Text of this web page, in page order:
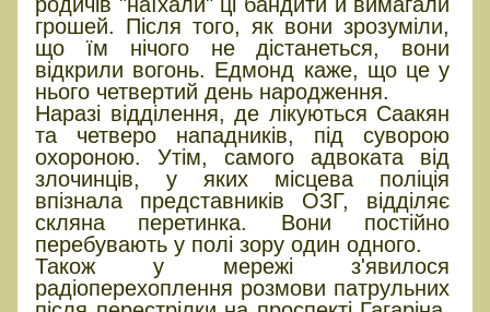
грошей. Після того, як вони зрозуміли,
що їм нічого не дістанеться, вони
відкрили вогонь. Едмонд каже, що це у
нього четвертий день народження.
Наразі відділення, де лікуються Саакян
та четверо нападників, під суворою
охороною. Утім, самого адвоката від
злочинців, у яких місцева поліція
впізнала представників ОЗГ, відділяє
скляна перетинка. Вони постійно
перебувають у полі зору один одного.
Також у мережі з'явилося
радіоперехоплення розмови патрульних